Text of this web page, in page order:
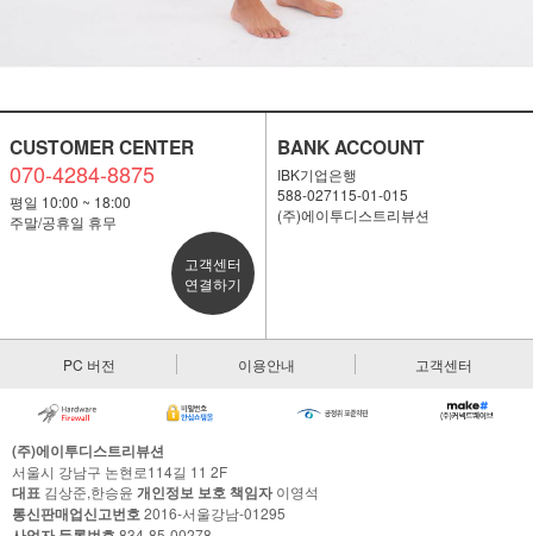
CUSTOMER CENTER
070-4284-8875
평일 10:00 ~ 18:00
주말/공휴일 휴무
고객센터
연결하기
BANK ACCOUNT
IBK기업은행
588-027115-01-015
(주)에이투디스트리뷰션
PC 버전 이용안내 고객센터
(주)에이투디스트리뷰션
서울시 강남구 논현로114길 11 2F
대표 김상준,한승윤 개인정보 보호 책임자이영석
통신판매업신고번호2016-서울강남-01295